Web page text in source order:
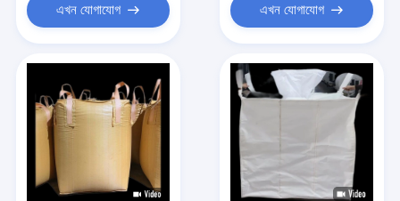
পণ্য
আমাদের সম্পর্কে
কারখানা ভ্রমণ
এখন যোগাযোগ এখন যোগাযোগ